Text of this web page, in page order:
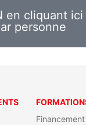
en cliquant ici
personne
Financement